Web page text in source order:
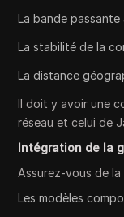
La bande
La stabilité de la
La distance
Il doit y avoir une
réseau et celui de
Intégration de la
Assurez-vous de
Les modèles